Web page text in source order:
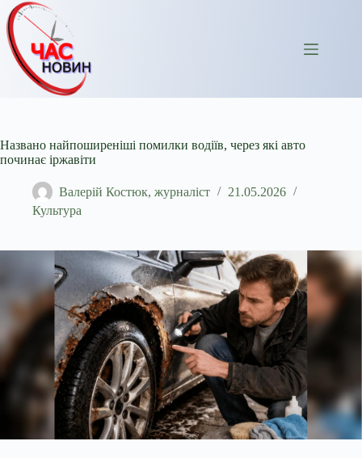
Перейти
до
вмісту
Названо найпоширеніші помилки водіїв, через які авто
починає іржавіти
Валерій Костюк, журналіст
21.05.2026
Культура